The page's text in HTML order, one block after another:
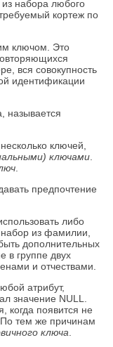
набора любого
кортеж по
ключом. Это
вся совокупность
идентификации
называется
ключей,
ключами.
.
предпочтение
либо
набор из фамилии,
дополнительных
в группе двух
и отчествами.
атрибут,
значение NULL.
когда появится не
тем же причинам
ключа.